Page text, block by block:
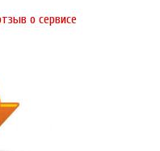
о сервисе